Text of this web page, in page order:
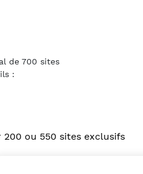
de 700 sites
:
ou 550 sites exclusifs